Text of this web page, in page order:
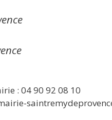
: 04 90 92 08 10